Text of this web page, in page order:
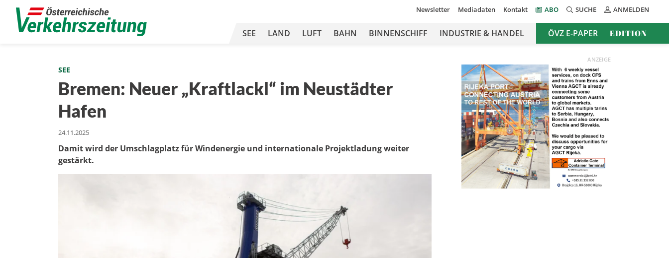
Newsletter Mediadaten Kontakt ABO SUCHE ANMELDEN
SEE LAND LUFT BAHN BINNENSCHIFF INDUSTRIE & HANDEL ÖVZ E-PAPER EDITION
SEE
Bremen: Neuer „Kraftlackl“ im Neustädter
Hafen
24.11.2025
Damit wird der Umschlagplatz für Windenergie und internationale Projektladung weiter
gestärkt.
ANZEIGE